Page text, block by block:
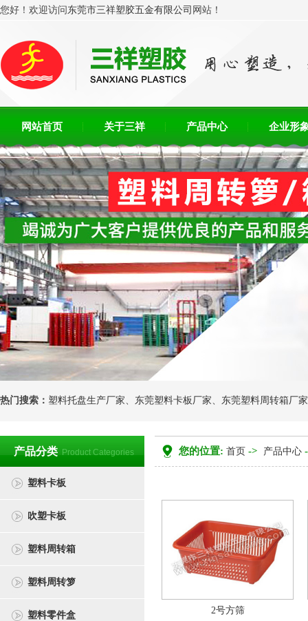
您好！欢迎访问 东莞市三祥塑胶五金有限公司 网站！
网站首页 关于三祥 产品中心 企业形
热门搜索： 塑料托盘生产厂家、 东莞塑料卡板厂家、 东莞塑料周转箱厂家
产品分类 Product Categories
塑料卡板
吹塑卡板
塑料周转箱
塑料周转箩
塑料零件盒
您的位置: 首页 -> 产品中心
2号方筛